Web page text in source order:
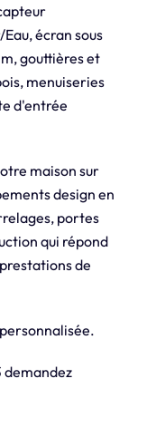
écran sous
gouttières et
menuiseries
d'entrée
maison sur
design en
portes
qui répond
de
demandez